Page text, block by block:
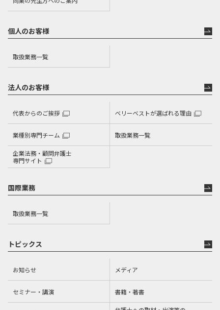
個人のお客様
取扱業務一覧
法人のお客様
代表からのご挨拶 ベリーベストが選ばれる理由
業種別専門チーム 取扱業務一覧
企業法務・顧問弁護士
専門サイト
国際業務
取扱業務一覧
トピックス
お知らせ メディア
セミナー・講演 書籍・著書